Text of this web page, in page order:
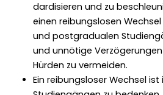
dar­d­isieren und zu
einen rei­bungslosen
und post­grad­ualen
und unnötige
Hür­den zu ver­mei­den.
Ein rei­bungslos­er Wech­sel